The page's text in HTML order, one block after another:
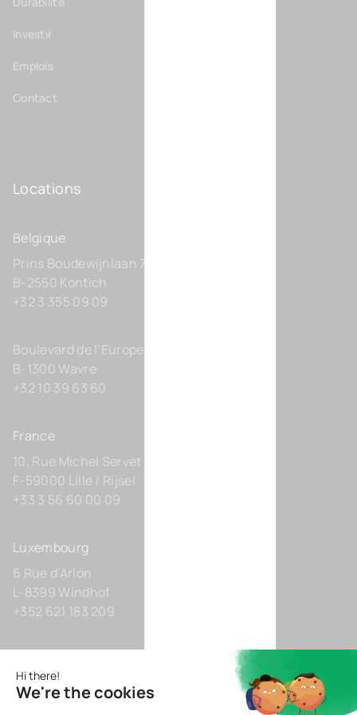
Investir
Emplois
Contact
Locations
Belgique
Prins Boudewijnlaan 7 C0201
B-2550 Kontich
+32 3 355 09 09
Boulevard de l’Europe 131-D21
B-1300 Wavre
+32 10 39 63 60
France
10, Rue Michel Servet
F-59000 Lille / Rijsel
+33 3 56 60 00 09
Luxembourg
6 Rue d’Arlon
L-8399 Windhof
+352 621 183 209
Zollhof 8
D-40221 Düsseldorf